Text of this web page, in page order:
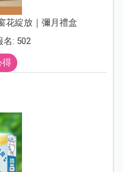
花綻放｜彌月禮盒
名: 502
得